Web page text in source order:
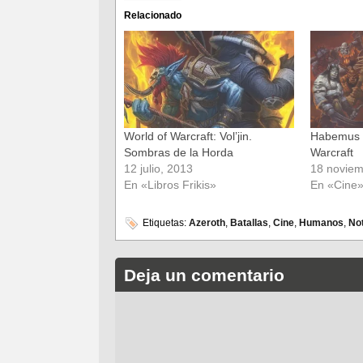
Facebook
(Se
abre
en
una
ventana
nueva)
Twitter
(Se
abre
en
una
ventana
nueva)
Relacionado
World of Warcraft: Vol’jin.
Sombras de la Horda
12 julio, 2013
En «Libros Frikis»
Warcraft
18
En «Cine»
Etiquetas: Azeroth, Batallas, Cine, Humanos,
Deja un comentario